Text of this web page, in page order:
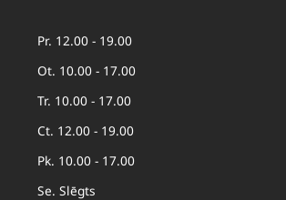
Pr. 12.00 - 19.00
Ot. 10.00 - 17.00
Tr. 10.00 - 17.00
Ct. 12.00 - 19.00
Pk. 10.00 - 17.00
Se. Slēgts